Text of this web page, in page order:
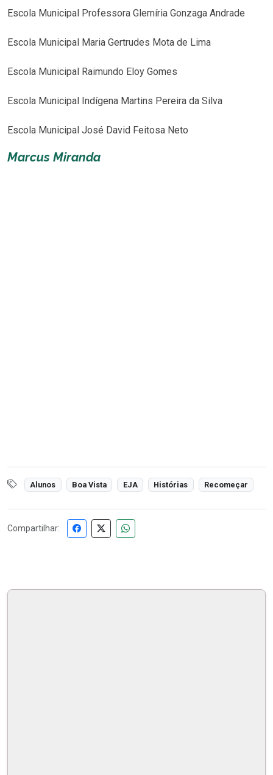
Escola Municipal Professora Glemíria Gonzaga Andrade
Escola Municipal Maria Gertrudes Mota de Lima
Escola Municipal Raimundo Eloy Gomes
Escola Municipal Indígena Martins Pereira da Silva
Escola Municipal José David Feitosa Neto
Marcus Miranda
Alunos Boa Vista EJA Histórias Recomeçar
Compartilhar: